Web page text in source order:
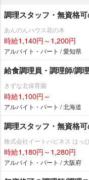
調理スタッフ・無資格
あんのんハウス花の木
時給1,140円～1,200円
アルバイト・パート / 愛知県
給食調理員・調理師/調
きずな北保育園
時給1,100円～
アルバイト・パート / 北海道
調理スタッフ・無資格
株式会社イートハピネス はっ
時給1,180円～1,280円
アルバイト・パート / 大阪府